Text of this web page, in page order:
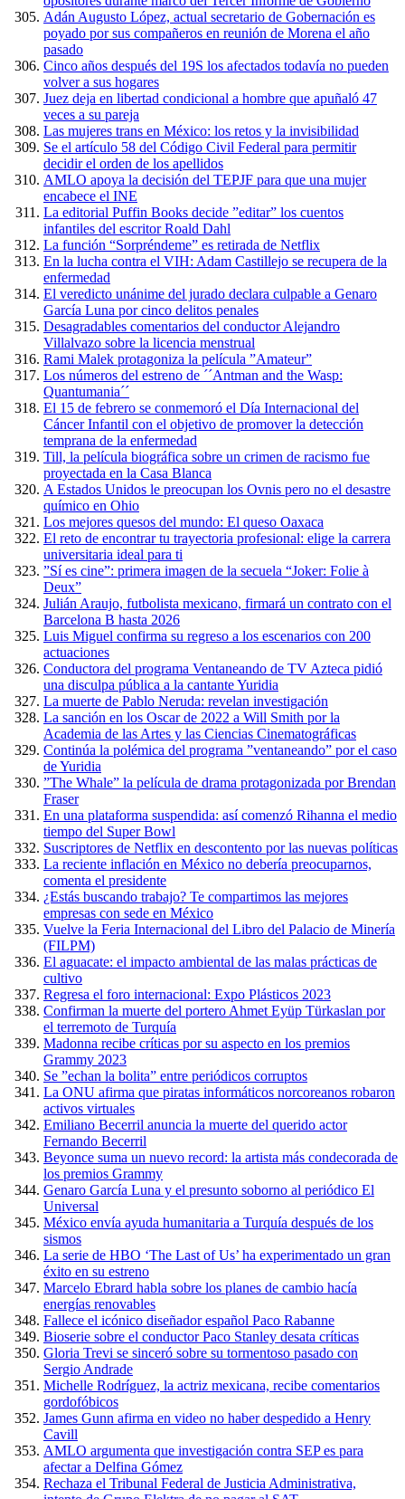
Adán Augusto López, actual secretario de Gobernación es
poyado por sus compañeros en reunión de Morena el año
pasado
Cinco años después del 19S los afectados todavía no pueden
volver a sus hogares
Juez deja en libertad condicional a hombre que apuñaló 47
veces a su pareja
Las mujeres trans en México: los retos y la invisibilidad
Se el artículo 58 del Código Civil Federal para permitir
decidir el orden de los apellidos
AMLO apoya la decisión del TEPJF para que una mujer
encabece el INE
La editorial Puffin Books decide ”editar” los cuentos
infantiles del escritor Roald Dahl
La función “Sorpréndeme” es retirada de Netflix
En la lucha contra el VIH: Adam Castillejo se recupera de la
enfermedad
El veredicto unánime del jurado declara culpable a Genaro
García Luna por cinco delitos penales
Desagradables comentarios del conductor Alejandro
Villalvazo sobre la licencia menstrual
Rami Malek protagoniza la película ”Amateur”
Los números del estreno de ´´Antman and the Wasp:
Quantumania´´
El 15 de febrero se conmemoró el Día Internacional del
Cáncer Infantil con el objetivo de promover la detección
temprana de la enfermedad
Till, la película biográfica sobre un crimen de racismo fue
proyectada en la Casa Blanca
A Estados Unidos le preocupan los Ovnis pero no el desastre
químico en Ohio
Los mejores quesos del mundo: El queso Oaxaca
El reto de encontrar tu trayectoria profesional: elige la carrera
universitaria ideal para ti
”Sí es cine”: primera imagen de la secuela “Joker: Folie à
Deux”
Julián Araujo, futbolista mexicano, firmará un contrato con el
Barcelona B hasta 2026
Luis Miguel confirma su regreso a los escenarios con 200
actuaciones
Conductora del programa Ventaneando de TV Azteca pidió
una disculpa pública a la cantante Yuridia
La muerte de Pablo Neruda: revelan investigación
La sanción en los Oscar de 2022 a Will Smith por la
Academia de las Artes y las Ciencias Cinematográficas
Continúa la polémica del programa ”ventaneando” por el caso
de Yuridia
”The Whale” la película de drama protagonizada por Brendan
Fraser
En una plataforma suspendida: así comenzó Rihanna el medio
tiempo del Super Bowl
Suscriptores de Netflix en descontento por las nuevas políticas
La reciente inflación en México no debería preocuparnos,
comenta el presidente
¿Estás buscando trabajo? Te compartimos las mejores
empresas con sede en México
Vuelve la Feria Internacional del Libro del Palacio de Minería
(FILPM)
El aguacate: el impacto ambiental de las malas prácticas de
cultivo
Regresa el foro internacional: Expo Plásticos 2023
Confirman la muerte del portero Ahmet Eyüp Türkaslan por
el terremoto de Turquía
Madonna recibe críticas por su aspecto en los premios
Grammy 2023
Se ”echan la bolita” entre periódicos corruptos
La ONU afirma que piratas informáticos norcoreanos robaron
activos virtuales
Emiliano Becerril anuncia la muerte del querido actor
Fernando Becerril
Beyonce suma un nuevo record: la artista más condecorada de
los premios Grammy
Genaro García Luna y el presunto soborno al periódico El
Universal
México envía ayuda humanitaria a Turquía después de los
sismos
La serie de HBO ‘The Last of Us’ ha experimentado un gran
éxito en su estreno
Marcelo Ebrard habla sobre los planes de cambio hacía
energías renovables
Fallece el icónico diseñador español Paco Rabanne
Bioserie sobre el conductor Paco Stanley desata críticas
Gloria Trevi se sinceró sobre su tormentoso pasado con
Sergio Andrade
Michelle Rodríguez, la actriz mexicana, recibe comentarios
gordofóbicos
James Gunn afirma en video no haber despedido a Henry
Cavill
AMLO argumenta que investigación contra SEP es para
afectar a Delfina Gómez
Rechaza el Tribunal Federal de Justicia Administrativa,